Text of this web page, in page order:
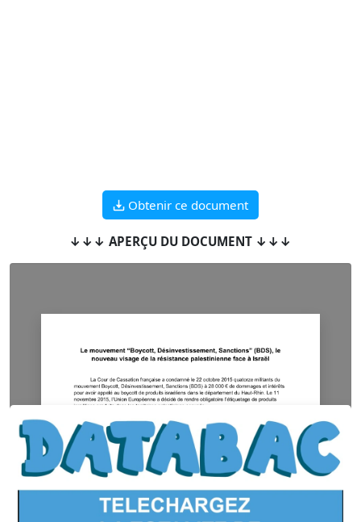
Obtenir ce document
↓↓↓ APERÇU DU DOCUMENT ↓↓↓